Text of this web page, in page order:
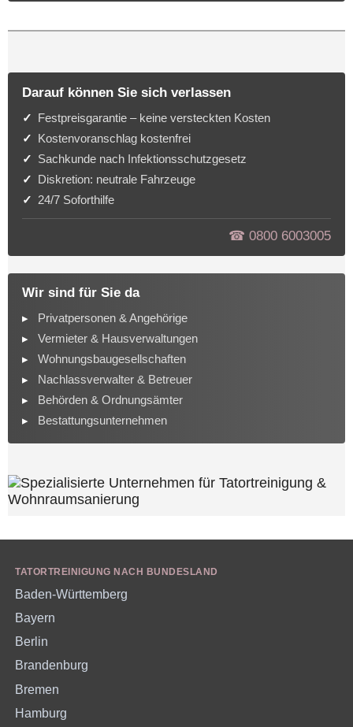
Darauf können Sie sich verlassen
Festpreisgarantie – keine versteckten Kosten
Kostenvoranschlag kostenfrei
Sachkunde nach Infektionsschutzgesetz
Diskretion: neutrale Fahrzeuge
24/7 Soforthilfe
☎︎ 0800 6003005
Wir sind für Sie da
Privatpersonen & Angehörige
Vermieter & Hausverwaltungen
Wohnungsbaugesellschaften
Nachlassverwalter & Betreuer
Behörden & Ordnungsämter
Bestattungsunternehmen
TATORTREINIGUNG NACH BUNDESLAND
Baden-Württemberg
Bayern
Berlin
Brandenburg
Bremen
Hamburg